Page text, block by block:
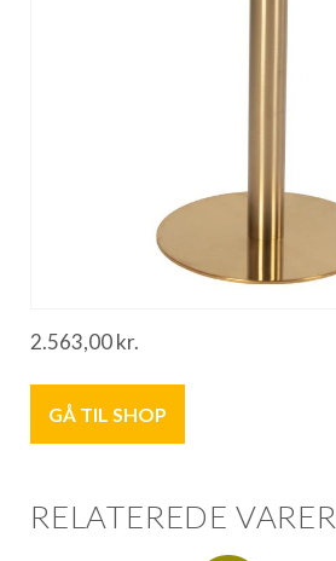
2.563,00kr.
GÅ TIL SHOP
RELATEREDE VARER